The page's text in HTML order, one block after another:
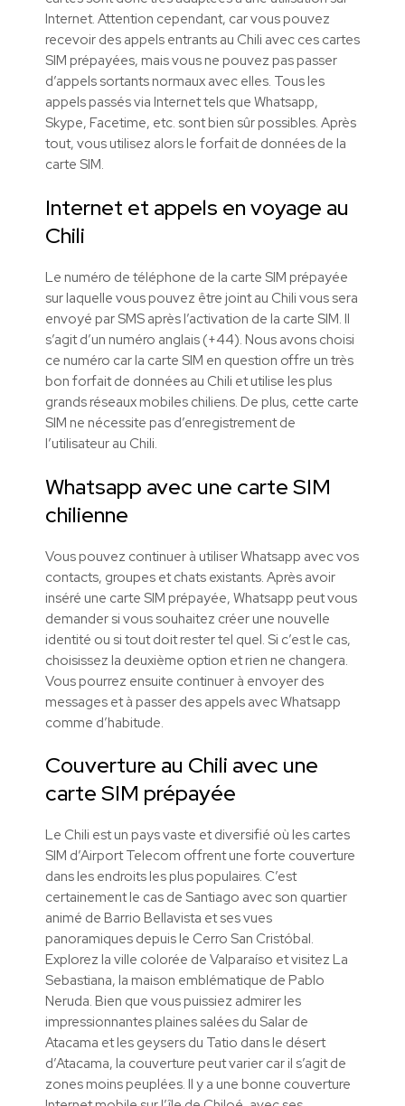
Internet. Attention cependant, car vous pouvez
recevoir des appels entrants au Chili avec ces cartes
SIM prépayées, mais vous ne pouvez pas passer
d’appels sortants normaux avec elles. Tous les
appels passés via Internet tels que Whatsapp,
Skype, Facetime, etc. sont bien sûr possibles. Après
tout, vous utilisez alors le forfait de données de la
carte SIM.
Internet et appels en voyage au
Chili
Le numéro de téléphone de la carte SIM prépayée
sur laquelle vous pouvez être joint au Chili vous sera
envoyé par SMS après l’activation de la carte SIM. Il
s’agit d’un numéro anglais (+44). Nous avons choisi
ce numéro car la carte SIM en question offre un très
bon forfait de données au Chili et utilise les plus
grands réseaux mobiles chiliens. De plus, cette carte
SIM ne nécessite pas d’enregistrement de
l’utilisateur au Chili.
Whatsapp avec une carte SIM
chilienne
Vous pouvez continuer à utiliser Whatsapp avec vos
contacts, groupes et chats existants. Après avoir
inséré une carte SIM prépayée, Whatsapp peut vous
demander si vous souhaitez créer une nouvelle
identité ou si tout doit rester tel quel. Si c’est le cas,
choisissez la deuxième option et rien ne changera.
Vous pourrez ensuite continuer à envoyer des
messages et à passer des appels avec Whatsapp
comme d’habitude.
Couverture au Chili avec une
carte SIM prépayée
Le Chili est un pays vaste et diversifié où les cartes
SIM d’Airport Telecom offrent une forte couverture
dans les endroits les plus populaires. C’est
certainement le cas de Santiago avec son quartier
animé de Barrio Bellavista et ses vues
panoramiques depuis le Cerro San Cristóbal.
Explorez la ville colorée de Valparaíso et visitez La
Sebastiana, la maison emblématique de Pablo
Neruda. Bien que vous puissiez admirer les
impressionnantes plaines salées du Salar de
Atacama et les geysers du Tatio dans le désert
d’Atacama, la couverture peut varier car il s’agit de
zones moins peuplées. Il y a une bonne couverture